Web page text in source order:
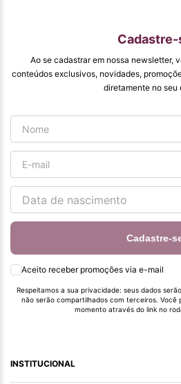
qualidade que vcs
entregam. Parabéns
#
Cadastre-
Ao se cadastrar em nossa newsletter,
conteúdos exclusivos, novidades,
diretamente no seu
Cadastre-
Aceito receber promoções via e-mail
Respeitamos a sua privacidade: seus dados
não serão compartilhados com terceiros. Você
momento através do link no
INSTITUCIONAL